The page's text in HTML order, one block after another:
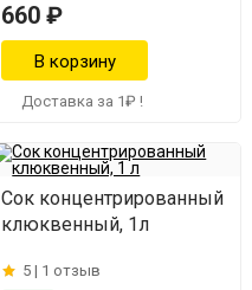
660 ₽
Доставка за 1₽ !
Сок концентрированный
клюквенный, 1л
5 | 1 отзыв